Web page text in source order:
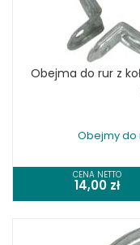
Obejma do rur z
Obejmy do
CENA NETTO
14,00 zł